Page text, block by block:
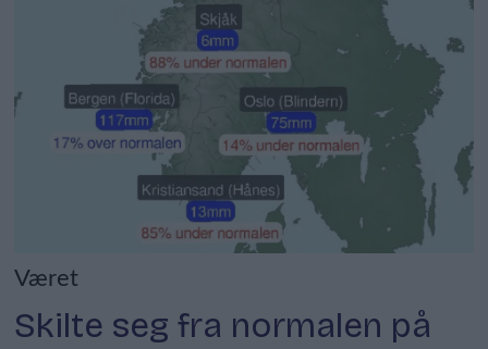
Været
Skilte seg fra normalen på